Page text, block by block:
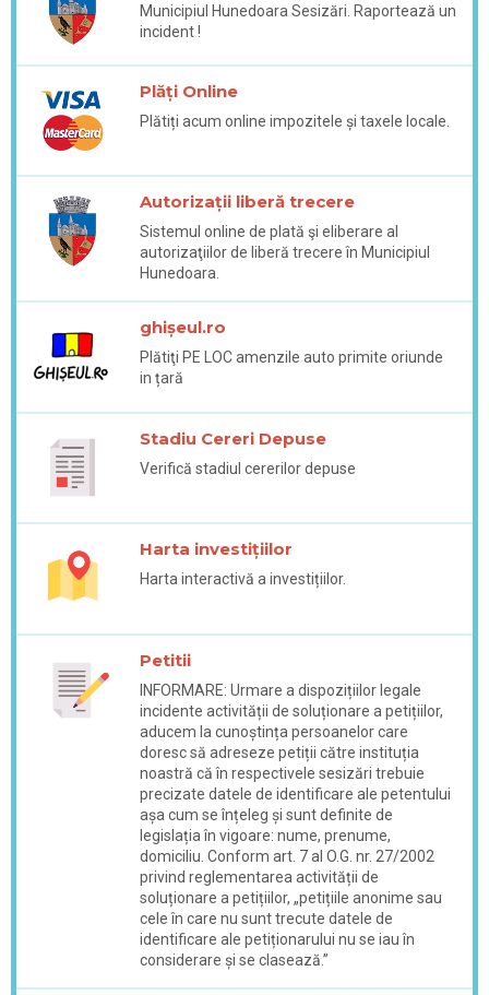
Municipiul Hunedoara Sesizări. Raportează un
incident !
Plăți Online
Plătiți acum online impozitele și taxele locale.
Autorizații liberă trecere
Sistemul online de plată şi eliberare al
autorizaţiilor de liberă trecere în Municipiul
Hunedoara.
ghișeul.ro
Plătiţi PE LOC amenzile auto primite oriunde
in țară
Stadiu Cereri Depuse
Verifică stadiul cererilor depuse
Harta investițiilor
Harta interactivă a investițiilor.
Petitii
INFORMARE: Urmare a dispozițiilor legale
incidente activității de soluționare a petițiilor,
aducem la cunoștința persoanelor care
doresc să adreseze petiții către instituția
noastră că în respectivele sesizări trebuie
precizate datele de identificare ale petentului
așa cum se înțeleg și sunt definite de
legislația în vigoare: nume, prenume,
domiciliu. Conform art. 7 al O.G. nr. 27/2002
privind reglementarea activității de
soluționare a petițiilor, „petițiile anonime sau
cele în care nu sunt trecute datele de
identificare ale petiționarului nu se iau în
considerare și se clasează.”